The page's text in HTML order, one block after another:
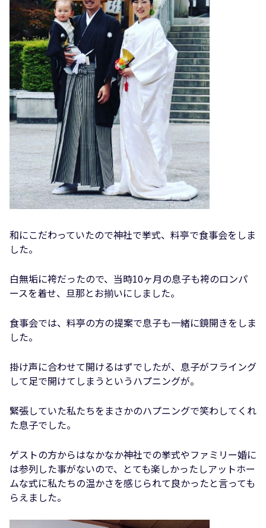
和にこだわっていたので神社で挙式、料亭で食事会をしま
した。
白無垢に袴だったので、当時10ヶ月の息子も袴のロンパ
ースを着せ、旦那とお揃いにしました。
食事会では、料亭の方の提案で息子も一緒に鏡開きをしま
した。
掛け声に合わせて開けるはずでしたが、息子がフライング
して足で開けてしまうというハプニングが。
緊張していた私たちをまさかのハプニングで笑わしてくれ
た息子でした。
ゲストの方からはなかなか神社での挙式やファミリー婚に
は参列した事がないので、とても楽しかったしアットホー
ムな式に私たちの温かさを感じられて良かったと言っても
らえました。